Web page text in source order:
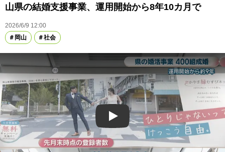
山県の結婚支援事業、運用開始から8年10カ月で
2026/6/9 12:00
岡山
社会
Play